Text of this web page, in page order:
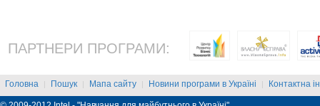
ПАРТНЕРИ ПРОГРАМИ:
Головна | Пошук | Мапа сайту | Новини програми в Україні | Контактна